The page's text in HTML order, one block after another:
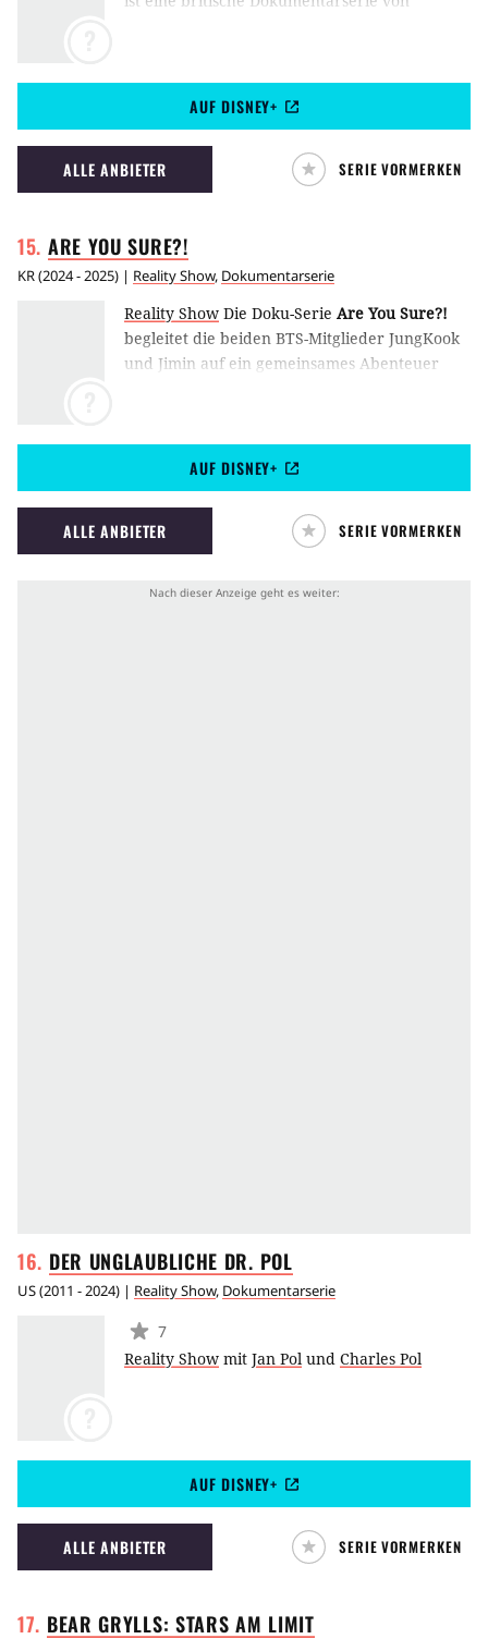
Gemeinde dabei, sich zu transformieren.
AUF DISNEY+
ALLE ANBIETER SERIE VORMERKEN
ARE YOUSURE?!
KR(2024 - 2025) | Reality Show, Dokumentarserie
Reality Show Die Doku-Serie Are You Sure?!
begleitet die beiden BTS-Mitglieder JungKook
und Jimin auf ein gemeinsames Abenteuer
AUF DISNEY+
ALLE ANBIETER SERIE VORMERKEN
DER UNGLAUBLICHE DR. POL
US(2011 - 2024) | Reality Show, Dokumentarserie
7
Reality Show mit Jan Pol und Charles Pol
AUF DISNEY+
ALLE ANBIETER SERIE VORMERKEN
BEAR GRYLLS: STARS AM LIMIT